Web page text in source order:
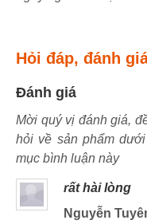
Hỏi đáp, đánh
Đánh giá
Mời quý vị đánh giá,
hỏi về sản phẩm
mục bình luận này
rất hài lòng
Nguyễn